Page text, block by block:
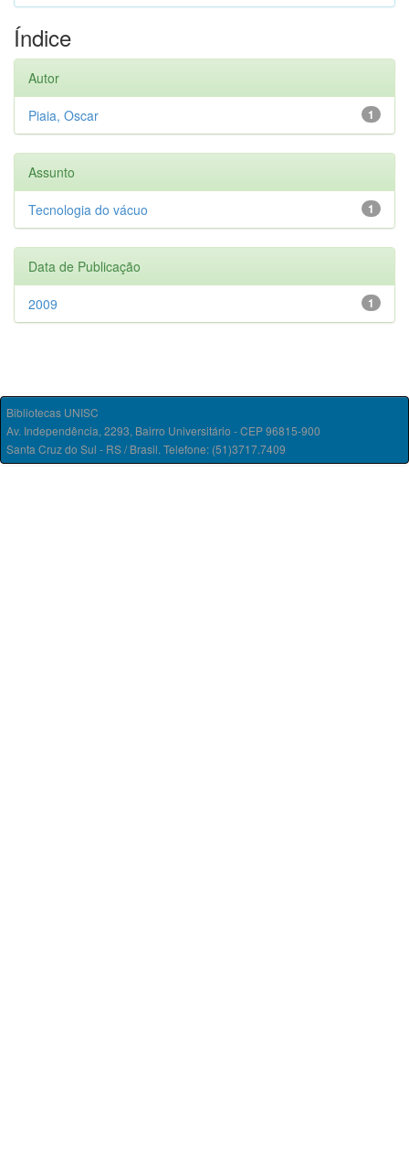
Índice
Autor
1
Piaia, Oscar
Assunto
1
Tecnologia do vácuo
Data de Publicação
1
2009
Bibliotecas UNISC
Av. Independência, 2293, Bairro Universitário - CEP 96815-900
Santa Cruz do Sul - RS / Brasil. Telefone: (51)3717.7409